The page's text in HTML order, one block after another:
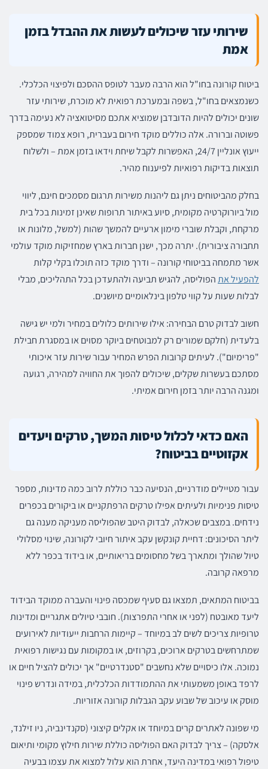
שירותי עזר שיכולים לעשות את ההבדל בזמן
אמת
ביטוח קורונה בחו"ל הוא הרבה מעבר לטופס ההסכם ולפיצוי הכלכלי.
כשנמצאים בחו"ל, בשפה ובמערכת רפואית לא מוכרת, שירותי עזר
שונים יכולים להיות הדובדבן שמוציא אתכם מסיטואציה לא נעימה בדרך
פשוטה וברורה. אלה כוללים מוקד חירום בעברית, רופא צמוד שמספק
ייעוץ אונליין 24/7, האפשרות לקבל שיחת וידאו בזמן אמת – ולשלוח
תוצאות בדיקות רפואיות לפיענוח מהיר.
בחלק מהביטוחים ניתן גם ליהנות משירות תרגום מסמכים חינם, ליווי
מול ביורוקרטיה מקומית, סיוע באיתור תרופות שאינן זמינות בכל בית
מרקחת, וקבלת שוברי מימון ארעיים להמשך שהות (למשל, מלונות או
תחבורה ציבורית). יתרה מכך, ישנן חברות בארץ שמחזיקות מוקד עולמי
אשר מתמחה בביטוחי קורונה – ודרך מוקד כזה תוכלו בקלי קלות
להפעיל אתהפוליסה, להגיש תביעה ולהתעדכן בכל התהליכים, מבלי
לבלות שעות על קווי טלפון בינלאומיים מיושנים.
חשוב לבדוק טרם הבחירה: אילו שירותים כלולים במחיר ולמי יש גישה
בלעדית (חלקם שמורים רק למבוטחים ביוקר מסוים או במסגרת חבילת
"פרימיום"). לעיתים קרובות הפרש המחיר עבור שירות עזר איכותי
מסתכם בעשרות שקלים, שיכולים להפוך את החוויה למהירה, רגועה
ומגנה הרבה יותר בזמן חירום אמיתי.
האם כדאי לכלול טיסות המשך, טרקים ויעדים
אקזוטיים בביטוח?
עבור מטיילים מודרניים, הנסיעה כבר כוללת לרוב כמה מדינות, מספר
טיסות פנימיות ולעיתים אפילו טרקים הרפתקניים או ביקורים בכפרים
נידחים. במצבים שכאלה, לבדוק היטב שהפוליסה מעניקה מענה גם
ליתר הסיכונים: דחיית קונקשן עקב איתור חיובי לקורונה, שינוי מסלולי
טיול שהולך ומתארך בשל מחסומים בריאותיים, או בידוד בכפר ללא
מרפאה קרובה.
בביטוח המתאים, תמצאו גם סעיף שמכסה פינוי והעברה ממוקד הבידוד
ליעד מאובטח (לפני או אחרי התפרצות). חובבי טיולים אתגריים ומדינות
טרופיות צריכים לשים לב במיוחד – קיימות הרחבות ייעודיות לאירועים
שמתרחשים בטרקים ארוכים, בקרוזים, או במקומות עם נגישות רפואית
נמוכה. אלו כיסויים שלא נחשבים "סטנדרטיים" אך יכולים להציל חיים או
לרפד באופן משמעותי את ההתמודדות הכלכלית, במידה ונדרש פינוי
מוסק או עיכוב של שבוע עקב הגבלות קורונה אזוריות.
מי שפונה לאתרים קרים במיוחד או אקלים קיצוני (סקנדינביה, ניו זילנד,
אלסקה) – צריך לבדוק האם הפוליסה כוללת שירות חילוץ מקומי ותיאום
טיפול רפואי במדינה היעד, אחרת הוא עלול למצוא את עצמו בבעיה